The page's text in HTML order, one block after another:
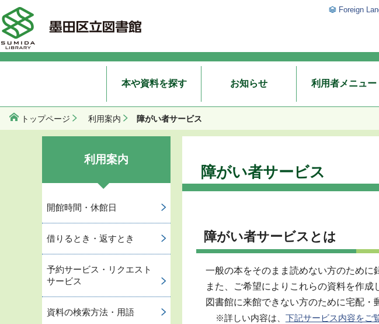
Foreign
本や資料を探す お知らせ 利用者メニュー
トップページ 利用案内 障がい者サービス
障がい者サービス
障がい者サービスとは
一般の本をそのまま読めない方のために
また、ご希望によりこれらの資料を作成
図書館に来館できない方のために宅配・
※詳しい内容は、 下記サービス内容をご
利用案内
開館時間・休館日
借りるとき・返すとき
予約サービス・リクエスト
サービス
資料の検索方法・用語